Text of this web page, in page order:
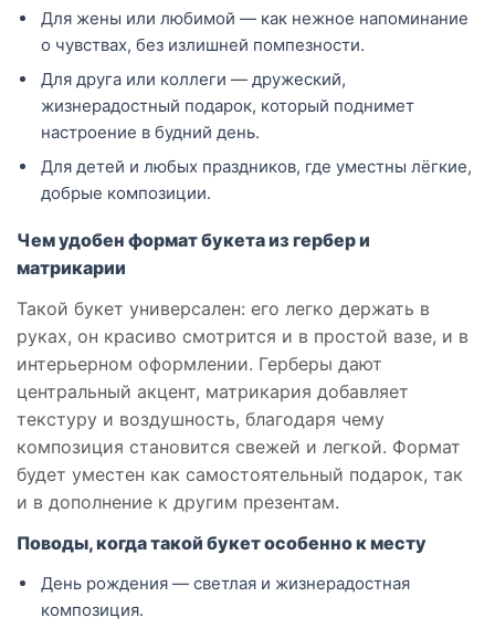
Для жены или любимой — как нежное напоминание
о чувствах, без излишней помпезности.
Для друга или коллеги — дружеский,
жизнерадостный подарок, который поднимет
настроение в будний день.
Для детей и любых праздников, где уместны лёгкие,
добрые композиции.
Чем удобен формат букета из гербер и
матрикарии
Такой букет универсален: его легко держать в
руках, он красиво смотрится и в простой вазе, и в
интерьерном оформлении. Герберы дают
центральный акцент, матрикария добавляет
текстуру и воздушность, благодаря чему
композиция становится свежей и легкой. Формат
будет уместен как самостоятельный подарок, так
и в дополнение к другим презентам.
Поводы, когда такой букет особенно к месту
День рождения — светлая и жизнерадостная
композиция.